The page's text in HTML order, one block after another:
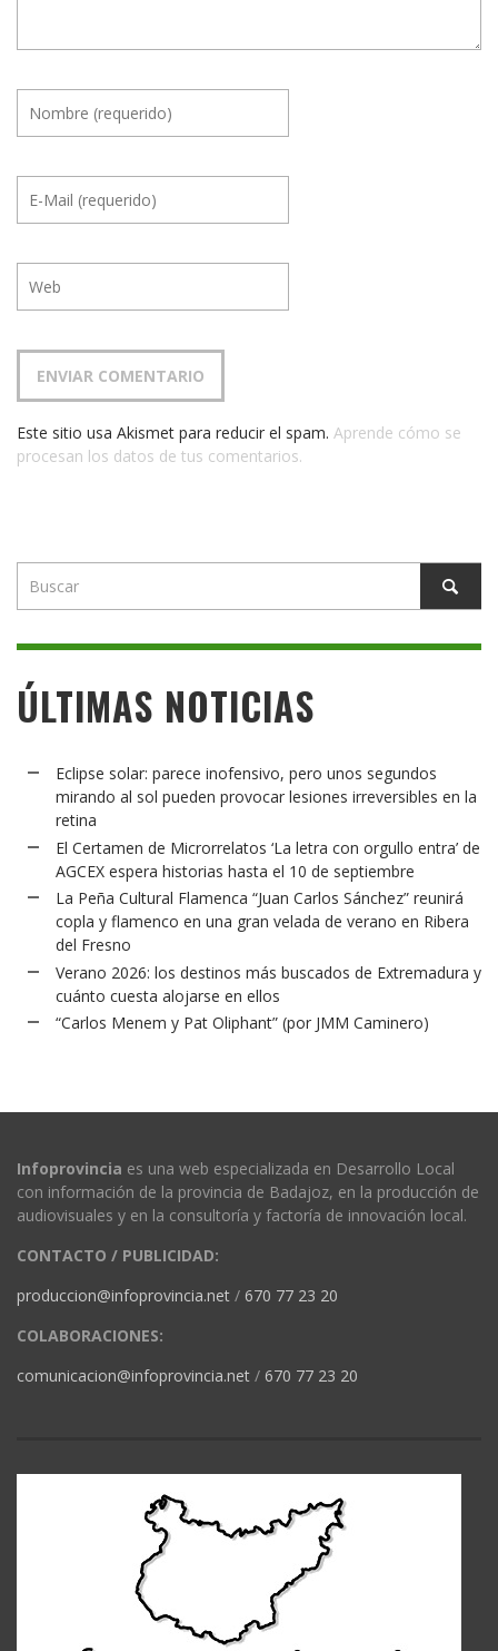
Este sitio usa Akismet para reducir el spam. Aprende cómo se
procesan los datos de tus comentarios.
ÚLTIMAS NOTICIAS
Eclipse solar: parece inofensivo, pero unos segundos
mirando al sol pueden provocar lesiones irreversibles en la
retina
El Certamen de Microrrelatos ‘La letra con orgullo entra’ de
AGCEX espera historias hasta el 10 de septiembre
La Peña Cultural Flamenca “Juan Carlos Sánchez” reunirá
copla y flamenco en una gran velada de verano en Ribera
del Fresno
Verano 2026: los destinos más buscados de Extremadura y
cuánto cuesta alojarse en ellos
“Carlos Menem y Pat Oliphant” (por JMM Caminero)
Infoprovincia es una web especializada en Desarrollo Local
con información de la provincia de Badajoz, en la producción de
audiovisuales y en la consultoría y factoría de innovación local.
CONTACTO / PUBLICIDAD:
produccion@infoprovincia.net / 670 77 23 20
COLABORACIONES:
comunicacion@infoprovincia.net / 670 77 23 20